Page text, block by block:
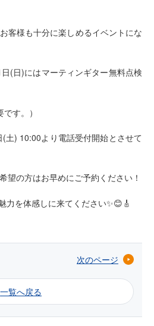
客様も十分に楽しめるイベントにな
(日)にはマーティンギター無料点検
す。）
土) 10:00より電話受付開始とさせて
望の方はお早めにご予約ください！
力を体感しに来てください✨😊🎸
次のページ
一覧へ戻る